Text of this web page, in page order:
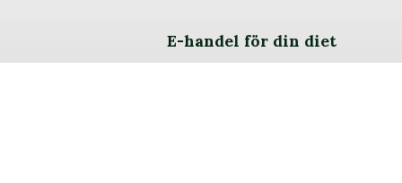
E-handel för din diet